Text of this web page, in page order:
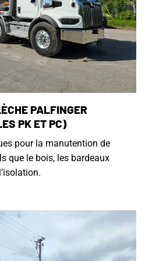
PALFINGER
PK ET PC)
pour la manutention de
que le bois, les bardeaux